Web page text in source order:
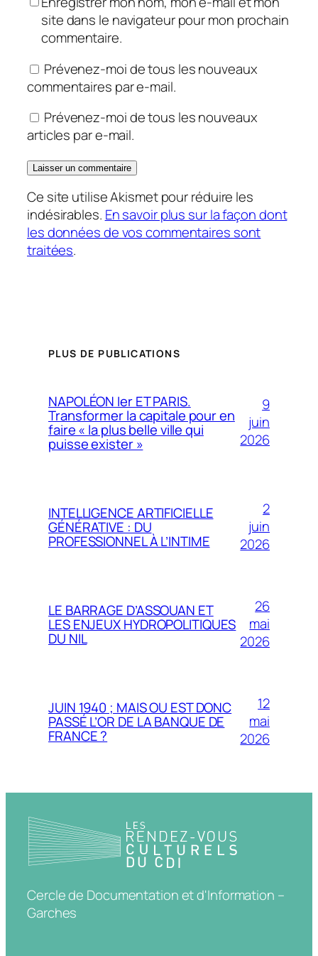
site dans le navigateur pour mon prochain
commentaire.
Prévenez-moi de tous les nouveaux
commentaires par e-mail.
Prévenez-moi de tous les nouveaux
articles par e-mail.
Ce site utilise Akismet pour réduire les
indésirables. En savoir plus sur la façon dont
les données de vos commentaires sont
traitées.
PLUS DE PUBLICATIONS
NAPOLÉON Ier ET PARIS.
Transformer la capitale pour en
faire « la plus belle ville qui
puisse exister »
9
juin
2026
INTELLIGENCE ARTIFICIELLE
GÉNÉRATIVE : DU
PROFESSIONNEL À L’INTIME
2
juin
2026
LE BARRAGE D’ASSOUAN ET
LES ENJEUX HYDROPOLITIQUES
DU NIL
26
mai
2026
JUIN 1940 ; MAIS OU EST DONC
PASSÉ L’OR DE LA BANQUE DE
FRANCE ?
12
mai
2026
Cercle de Documentation et d'Information –
Garches